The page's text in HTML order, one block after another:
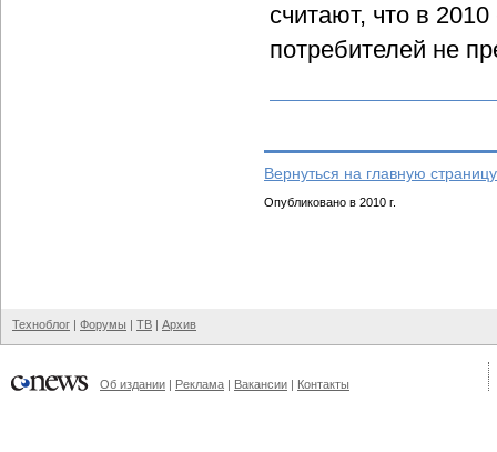
считают, что в
потребителей не
Вернуться на главную
Опубликовано в 2010 г.
Техноблог | Форумы | ТВ | Архив
Об издании | Реклама | Вакансии | Контакты